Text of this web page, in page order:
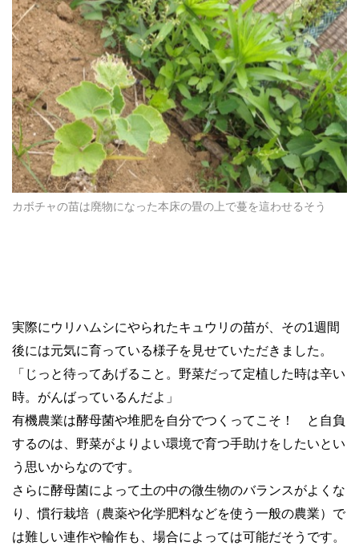
カボチャの苗は廃物になった本床の畳の上で蔓を這わせるそう
実際にウリハムシにやられたキュウリの苗が、その1週間
後には元気に育っている様子を見せていただきました。
「じっと待ってあげること。野菜だって定植した時は辛い
時。がんばっているんだよ」
有機農業は酵母菌や堆肥を自分でつくってこそ！ と自負
するのは、野菜がよりよい環境で育つ手助けをしたいとい
う思いからなのです。
さらに酵母菌によって土の中の微生物のバランスがよくな
り、慣行栽培（農薬や化学肥料などを使う一般の農業）で
は難しい連作や輪作も、場合によっては可能だそうです。